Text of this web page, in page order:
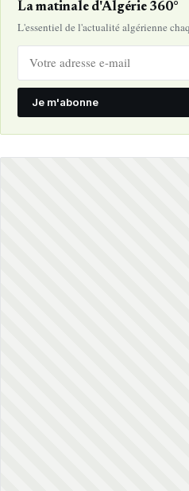
La matinale d'Algérie 360°
L'essentiel de l'actualité algérienne
Je m'abonne